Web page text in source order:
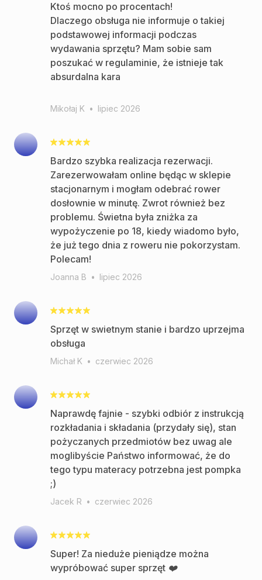
Ktoś mocno po procentach!
Dlaczego obsługa nie informuje o takiej
podstawowej informacji podczas
wydawania sprzętu? Mam sobie sam
poszukać w regulaminie, że istnieje tak
absurdalna kara
Mikołaj K • lipiec 2026
Bardzo szybka realizacja rezerwacji.
Zarezerwowałam online będąc w sklepie
stacjonarnym i mogłam odebrać rower
dosłownie w minutę. Zwrot również bez
problemu. Świetna była zniżka za
wypożyczenie po 18, kiedy wiadomo było,
że już tego dnia z roweru nie pokorzystam.
Polecam!
Joanna B • lipiec 2026
Sprzęt w swietnym stanie i bardzo uprzejma
obsługa
Michał K • czerwiec 2026
Naprawdę fajnie - szybki odbiór z instrukcją
rozkładania i składania (przydały się), stan
pożyczanych przedmiotów bez uwag ale
moglibyście Państwo informować, że do
tego typu materacy potrzebna jest pompka
;)
Jacek R • czerwiec 2026
Super! Za nieduże pieniądze można
wypróbować super sprzęt ❤️